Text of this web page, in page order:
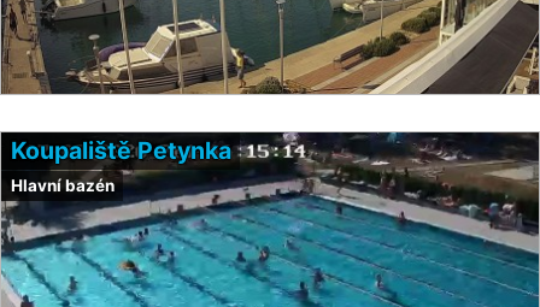
Koupaliště Petynka
Hlavní bazén